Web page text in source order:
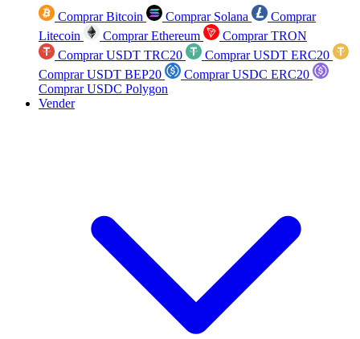
Comprar Bitcoin Comprar Solana
Comprar
Litecoin
Comprar Ethereum
Comprar TRON
Comprar USDT TRC20
Comprar USDT ERC20
Comprar USDT BEP20
Comprar USDC ERC20
Comprar USDC Polygon
Vender